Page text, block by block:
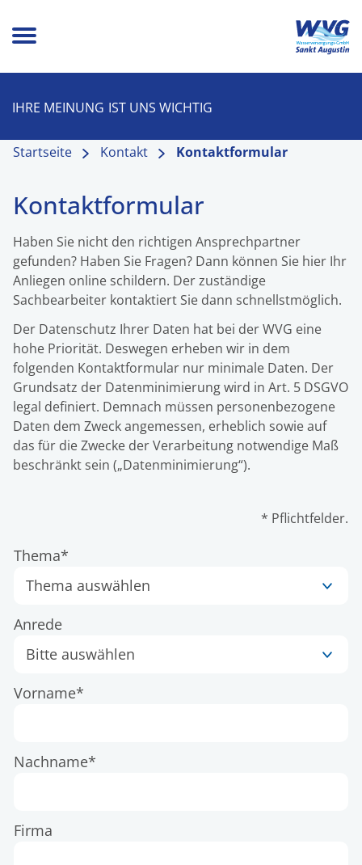
IHRE MEINUNG IST UNS WICHTIG
Startseite Kontakt Kontaktformular
Kontaktformular
Haben Sie nicht den richtigen Ansprechpartner
gefunden? Haben Sie Fragen? Dann können Sie hier Ihr
Anliegen online schildern. Der zuständige
Sachbearbeiter kontaktiert Sie dann schnellstmöglich.
Der Datenschutz Ihrer Daten hat bei der WVG eine
hohe Priorität. Deswegen erheben wir in dem
folgenden Kontaktformular nur minimale Daten. Der
Grundsatz der Datenminimierung wird in Art. 5 DSGVO
legal definiert. Demnach müssen personenbezogene
Daten dem Zweck angemessen, erheblich sowie auf
das für die Zwecke der Verarbeitung notwendige Maß
beschränkt sein („Datenminimierung“).
* Pflichtfelder.
Thema*
Anrede
Vorname*
Nachname*
Firma